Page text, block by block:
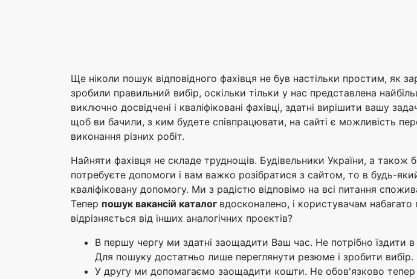
Ще ніколи пошук відповідного фахівця не був настільки простим, як
зробили правильний вибір, оскільки тільки у нас представлена
виключно досвідчені і кваліфіковані фахівці, здатні вирішити вашу
щоб ви бачили, з ким будете співпрацювати, на сайті є можливість
виконання різних робіт.
Найняти фахівця не складе труднощів. Будівельники України, а
потребуєте допомоги і вам важко розібратися з сайтом, то в будь-
кваліфіковану допомогу. Ми з радістю відповімо на всі питання
Тепер пошук вакансій каталог вдосконалено, і користувачам
відрізняється від інших аналогічних проектів?
В першу чергу ми здатні заощадити Ваш час. Не потрібно їздити
Для пошуку достатньо лише переглянути резюме і зробити вибір.
У другу ми допомагаємо заощадити кошти. Не обов'язково тепер